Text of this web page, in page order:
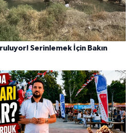
Serinlemek İçin Bakın